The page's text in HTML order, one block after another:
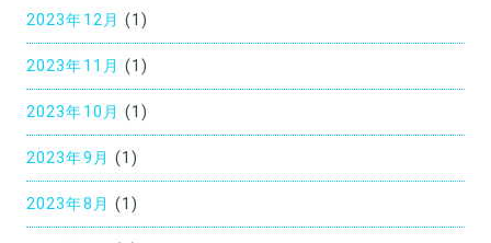
2023年12月 (1)
2023年11月 (1)
2023年10月 (1)
2023年9月 (1)
2023年8月 (1)